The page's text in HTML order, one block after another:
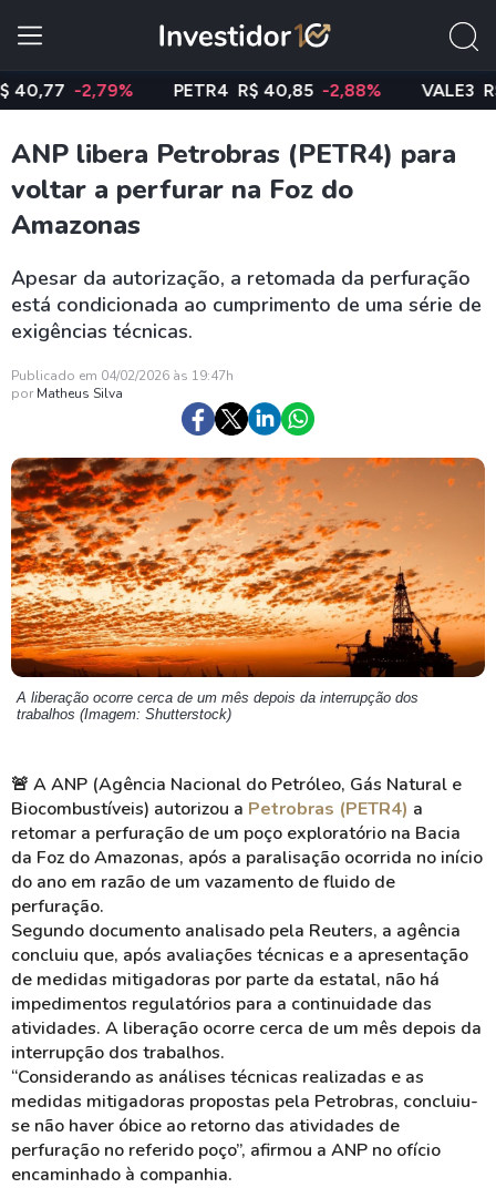
-2,79% PETR4 R$ 40,85 -2,88% VALE3 R$
ANP libera Petrobras (PETR4) para
voltar a perfurar na Foz do
Amazonas
Apesar da autorização, a retomada da perfuração
está condicionada ao cumprimento de uma série de
exigências técnicas.
Publicado em 04/02/2026 às 19:47h
por Matheus Silva
A liberação ocorre cerca de um mês depois da interrupção dos
trabalhos (Imagem: Shutterstock)
🚨 A ANP (Agência Nacional do Petróleo, Gás Natural e
Biocombustíveis) autorizou a Petrobras (PETR4) a
retomar a perfuração de um poço exploratório na Bacia
da Foz do Amazonas, após a paralisação ocorrida no início
do ano em razão de um vazamento de fluido de
perfuração.
Segundo documento analisado pela Reuters, a agência
concluiu que, após avaliações técnicas e a apresentação
de medidas mitigadoras por parte da estatal, não há
impedimentos regulatórios para a continuidade das
atividades. A liberação ocorre cerca de um mês depois da
interrupção dos trabalhos.
“Considerando as análises técnicas realizadas e as
medidas mitigadoras propostas pela Petrobras, concluiu-
se não haver óbice ao retorno das atividades de
perfuração no referido poço”, afirmou a ANP no ofício
encaminhado à companhia.